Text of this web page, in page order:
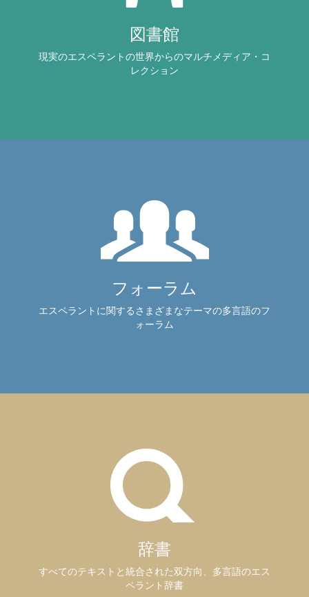
図書館
現実のエスペラントの世界からのマルチメディア・コ
レクション
フォーラム
エスペラントに関するさまざまなテーマの多言語のフ
ォーラム
辞書
すべてのテキストと統合された双方向、多言語のエス
ペラント辞書